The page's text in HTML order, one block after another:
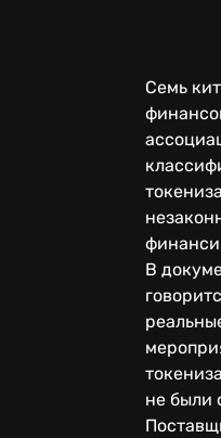
Семь
В
не были